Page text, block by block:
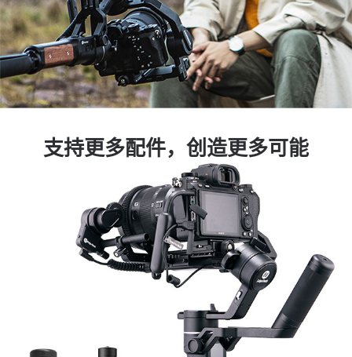
支持更多配件，创造更多可能